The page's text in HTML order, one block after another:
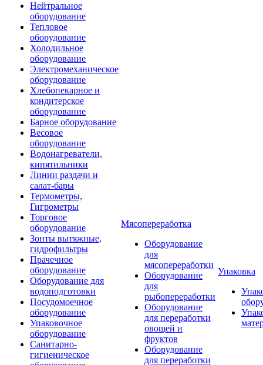
Нейтральное
оборудование
Тепловое
оборудование
Холодильное
оборудование
Электромеханическое
оборудование
Хлебопекарное и
кондитерское
оборудование
Барное оборудование
Весовое
оборудование
Водонагреватели,
кипятильники
Линии раздачи и
салат-бары
Термометры,
Гигрометры
Торговое
оборудование
Зонты вытяжные,
гидрофильтры
Прачечное
оборудование
Оборудование для
водоподготовки
Посудомоечное
оборудование
Упаковочное
оборудование
Санитарно-
гигиеническое
Мясопереработка
Оборудование
для
мясопереработки
Оборудование
для
рыбопереработки
Оборудование
для переработки
овощей и
фруктов
Оборудование
для переработки
Упаковка